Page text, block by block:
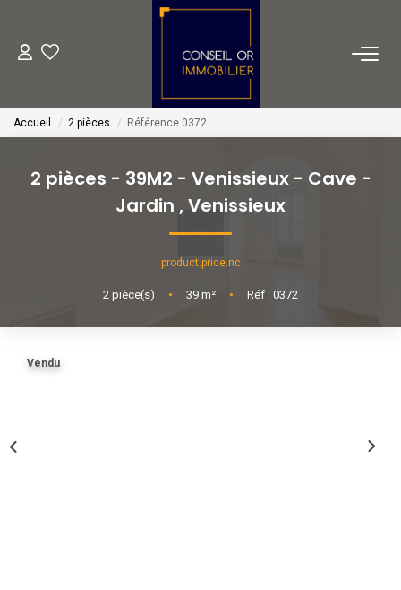
Transaction
Accueil 2 pièces Référence 0372
2 pièces - 39M2 - Venissieux - Cave -
Jardin ,Venissieux
product.price.nc
2 pièce(s) • 39 m² • Réf : 0372
Vendu